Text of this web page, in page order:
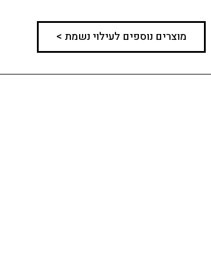
מוצרים נוספים לעילוי נשמת >